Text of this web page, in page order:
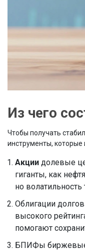
Из чего
Чтобы получать
инструменты, которые
Акции долевые
гиганты, как
но
Облигации
высокого
помогают
БПИФы